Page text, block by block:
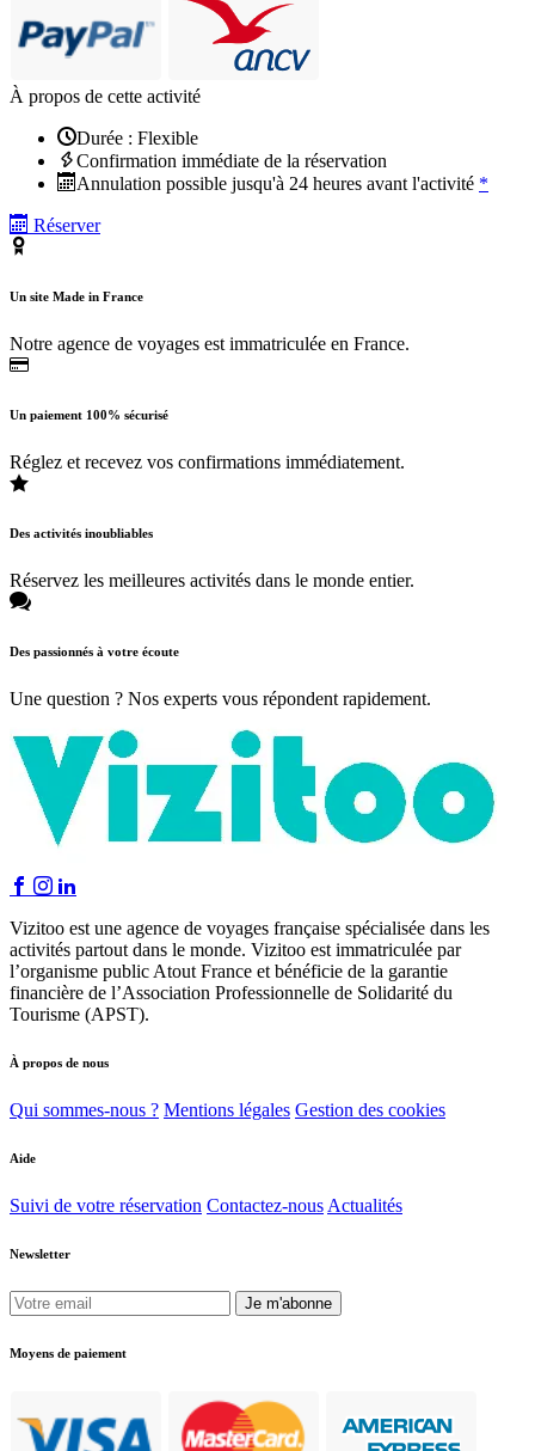
À propos de cette activité
Durée : Flexible
Confirmation immédiate de la réservation
Annulation possible jusqu'à 24 heures avant l'activité *
Réserver
Un site Made in France
Notre agence de voyages est immatriculée en France.
Un paiement 100% sécurisé
Réglez et recevez vos confirmations immédiatement.
Des activités inoubliables
Réservez les meilleures activités dans le monde entier.
Des passionnés à votre écoute
Une question ? Nos experts vous répondent rapidement.
Vizitoo est une agence de voyages française spécialisée dans les
activités partout dans le monde. Vizitoo est immatriculée par
l’organisme public Atout France et bénéficie de la garantie
financière de l’Association Professionnelle de Solidarité du
Tourisme (APST).
À propos de nous
Qui sommes-nous ? Mentions légales Gestion des cookies
Aide
Suivi de votre réservation Contactez-nous Actualités
Newsletter
Je m'abonne
Moyens de paiement